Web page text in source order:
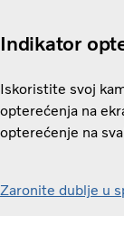
Indikator
Iskoristite svoj
opterećenja na
opterećenje na
Zaronite dublje u